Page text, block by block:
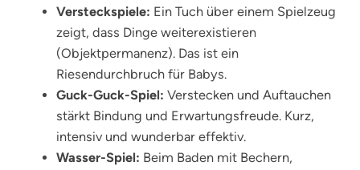
Versteckspiele: Ein Tuch über einem Spielzeug
zeigt, dass Dinge weiterexistieren
(Objektpermanenz). Das ist ein
Riesendurchbruch für Babys.
Guck-Guck-Spiel: Verstecken und Auftauchen
stärkt Bindung und Erwartungsfreude. Kurz,
intensiv und wunderbar effektiv.
Wasser-Spiel: Beim Baden mit Bechern,